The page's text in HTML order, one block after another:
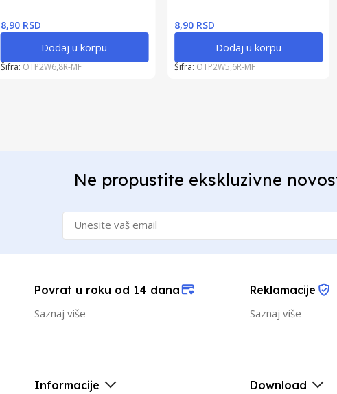
8,90 RSD
Dodaj u korpu
Šifra: OTP2W6,8R-MF
8,90 RSD
Dodaj u korpu
Šifra: OTP2W5,6R-MF
Ne propustite ekskluzivne
Povrat u roku od 14 dana
Saznaj više
Reklamacije
Saznaj više
Informacije Download